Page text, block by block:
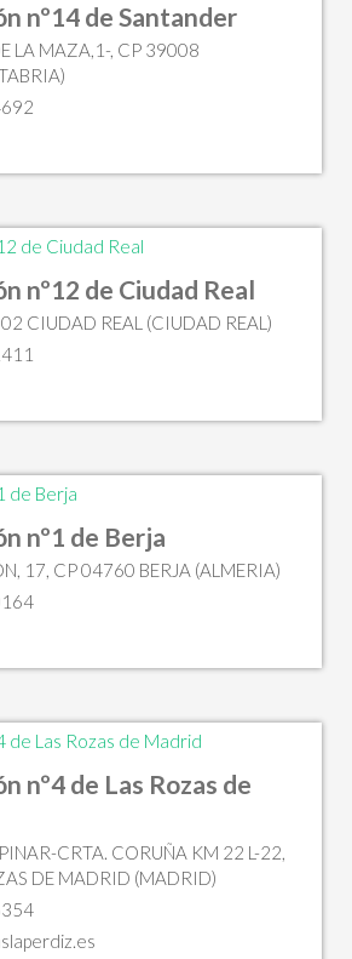
nº14 de Santander
LA MAZA,1-, CP 39008
nº12 de Ciudad Real
CIUDAD REAL (CIUDAD REAL)
nº1 de Berja
17, CP 04760 BERJA (ALMERIA)
nº4 de Las Rozas de
CRTA. CORUÑA KM 22 L-22,
DE MADRID (MADRID)